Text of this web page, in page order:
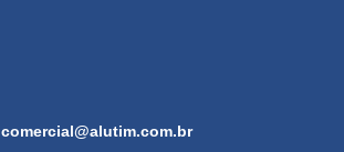
comercial@alutim.com.br